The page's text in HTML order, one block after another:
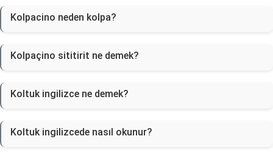
Kolpacino neden kolpa?
Kolpaçino sititirit ne demek?
Koltuk ingilizce ne demek?
Koltuk ingilizcede nasıl okunur?